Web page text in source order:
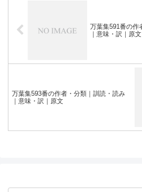
万葉集591番の作
｜意味・訳｜原文
万葉集593番の作者・分類｜訓読・読み
｜意味・訳｜原文